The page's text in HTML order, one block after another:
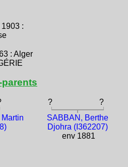
:
: Alger
?
?
SABBAN, Berthe
Djohra (I362207)
env 1881